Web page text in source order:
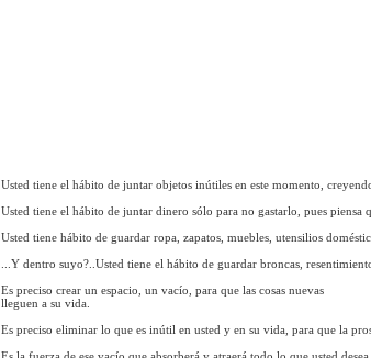
Usted tiene el hábito de juntar objetos inútiles en este momento,
Usted tiene el hábito de juntar dinero sólo para no gastarlo, pues piensa
Usted tiene hábito de guardar ropa, zapatos, muebles, utensilios
...Y dentro suyo?..Usted tiene el hábito de guardar broncas,
Es preciso crear un espacio, un vacío, para que las cosas nuevas
lleguen a su vida.
Es preciso eliminar lo que es inútil en usted y en su vida, para que la